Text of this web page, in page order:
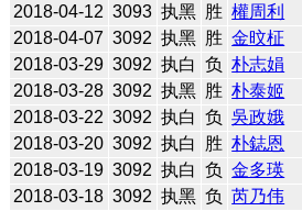
2018-04-12 3093 执黑 胜 權周利
2018-04-07 3092 执黑 胜 金旼柾
2018-03-29 3092 执白 负 朴志娟
2018-03-28 3092 执黑 胜 朴泰姬
2018-03-22 3092 执白 负 吳政娥
2018-03-20 3092 执白 胜 朴鋕恩
2018-03-19 3092 执白 负 金多瑛
2018-03-18 3092 执黑 负 芮乃伟